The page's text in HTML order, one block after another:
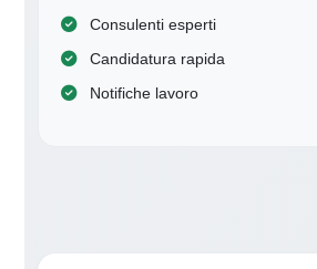
Consulenti esperti
Candidatura rapida
Notifiche lavoro